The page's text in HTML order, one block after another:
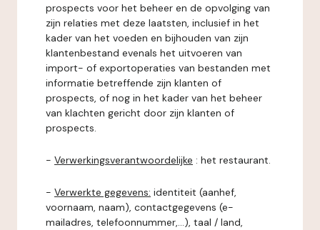
prospects voor het beheer en de opvolging van
zijn relaties met deze laatsten, inclusief in het
kader van het voeden en bijhouden van zijn
klantenbestand evenals het uitvoeren van
import- of exportoperaties van bestanden met
informatie betreffende zijn klanten of
prospects, of nog in het kader van het beheer
van klachten gericht door zijn klanten of
prospects.
- Verwerkingsverantwoordelijke : het restaurant.
- Verwerkte gegevens: identiteit (aanhef,
voornaam, naam), contactgegevens (e-
mailadres, telefoonnummer,...), taal / land,